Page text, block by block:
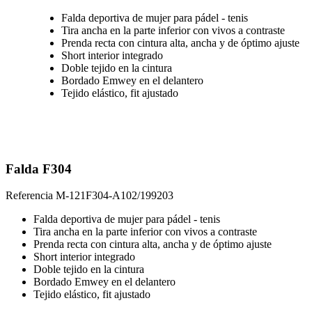
Falda deportiva de mujer para pádel - tenis
Tira ancha en la parte inferior con vivos a contraste
Prenda recta con cintura alta, ancha y de óptimo ajuste
Short interior integrado
Doble tejido en la cintura
Bordado Emwey en el delantero
Tejido elástico, fit ajustado
Falda F304
Referencia M-121F304-A102/199203
Falda deportiva de mujer para pádel - tenis
Tira ancha en la parte inferior con vivos a contraste
Prenda recta con cintura alta, ancha y de óptimo ajuste
Short interior integrado
Doble tejido en la cintura
Bordado Emwey en el delantero
Tejido elástico, fit ajustado